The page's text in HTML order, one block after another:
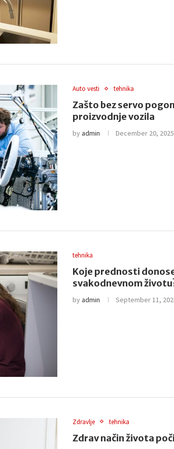
Auto vesti tehnika
Zašto bez servo
proizvodnje vozila
byadmin December 20, 2025
tehnika
Koje prednosti
svakodnevnom
byadmin September 11,
Zdravlje tehnika
Zdrav način života